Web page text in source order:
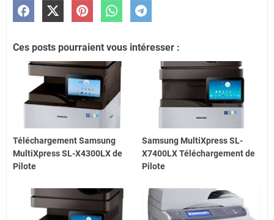
Ces posts pourraient vous intéresser :
Téléchargement Samsung
MultiXpress SL-X4300LX de
Pilote
Samsung MultiXpress SL-
X7400LX Téléchargement de
Pilote